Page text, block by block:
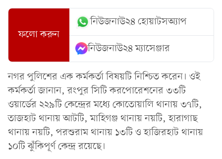
ফলো করুন
নিউজনাউ২৪ হোয়াটসঅ্যাপ
নিউজনাউ২৪ ম্যাসেঞ্জার
নগর পুলিশের এক কর্মকর্তা বিষয়টি নিশ্চিত করেন। ওই
কর্মকর্তা জানান, রংপুর সিটি করপোরেশনের ৩৩টি
ওয়ার্ডের ২২৯টি কেন্দ্রের মধ্যে কোতোয়ালি থানায় ৩৭টি,
তাজহাট থানায় আটটি, মাহিগঞ্জ থানায় নয়টি, হারাগাছ
থানায় নয়টি, পরশুরাম থানায় ১৩টি ও হাজিরহাট থানায়
১০টি ঝুঁকিপূর্ণ কেন্দ্র রয়েছে।